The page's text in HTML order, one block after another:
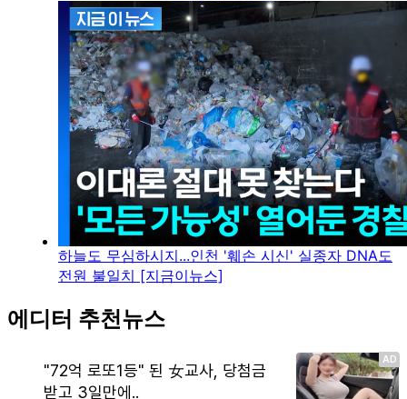
하늘도 무심하시지...인천 '훼손 시신' 실종자 DNA도
전원 불일치 [지금이뉴스]
에디터 추천뉴스